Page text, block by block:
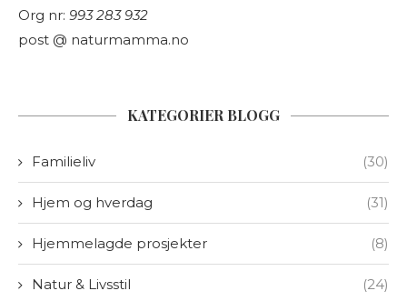
Org nr: 993 283 932
post @ naturmamma.no
KATEGORIER BLOGG
Familieliv (30)
Hjem og hverdag (31)
Hjemmelagde prosjekter (8)
Natur & Livsstil (24)